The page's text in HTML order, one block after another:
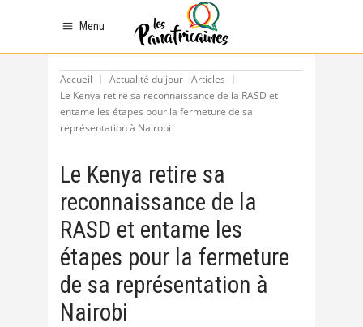
Menu
Accueil
Actualité du jour - Articles
Le Kenya retire sa reconnaissance de la RASD et
entame les étapes pour la fermeture de sa
représentation à Nairobi
Le Kenya retire sa
reconnaissance de la
RASD et entame les
étapes pour la fermeture
de sa représentation à
Nairobi